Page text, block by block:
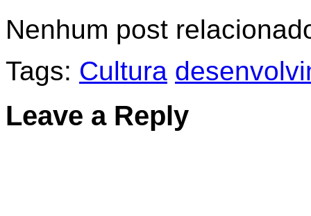
Nenhum post
Tags: Cultura
Leave a Reply